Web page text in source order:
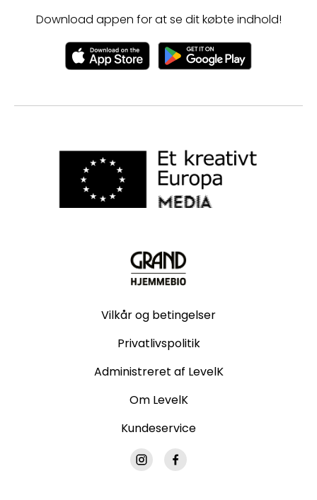
Download appen for at se dit købte indhold!
Vilkår og betingelser
Privatlivspolitik
Administreret af LevelK
Om LevelK
Kundeservice